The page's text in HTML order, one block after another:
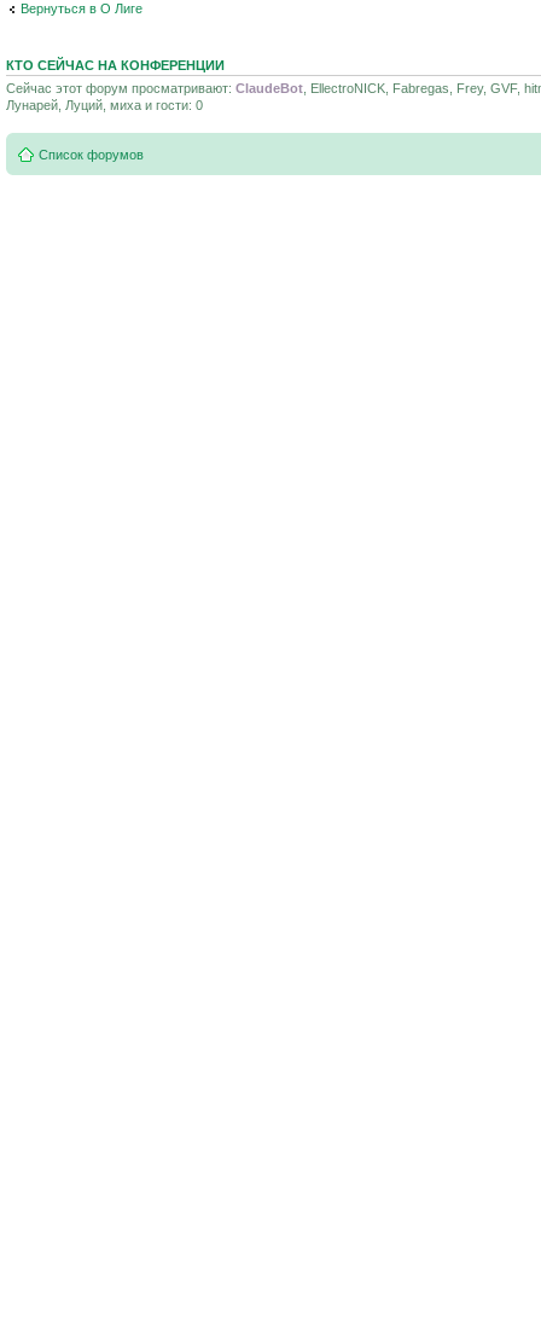
Вернуться в О Лиге
КТО СЕЙЧАС НА КОНФЕРЕНЦИИ
Сейчас этот форум просматривают: ClaudeBot , EllectroNICK, Fabregas, Frey, GVF,
Лунарей, Луций, миха и гости: 0
Список форумов